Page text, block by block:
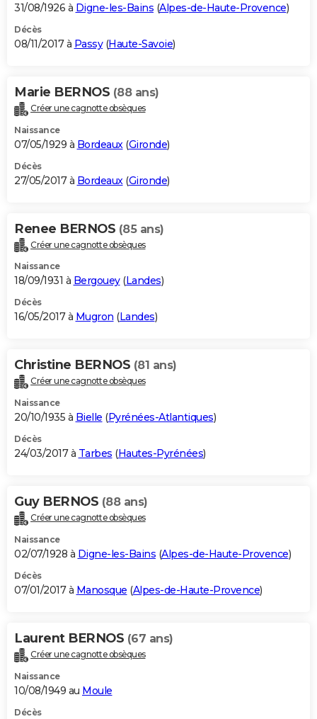
31/08/1926 à Digne-les-Bains (Alpes-de-Haute-Provence)
Décès
08/11/2017 à Passy(Haute-Savoie)
Marie BERNOS (88 ans)
Créer une cagnotte obsèques
Naissance
07/05/1929 à Bordeaux (Gironde)
Décès
27/05/2017 à Bordeaux (Gironde)
Renee BERNOS (85 ans)
Créer une cagnotte obsèques
Naissance
18/09/1931 à Bergouey(Landes)
Décès
16/05/2017 à Mugron (Landes)
Christine BERNOS (81 ans)
Créer une cagnotte obsèques
Naissance
20/10/1935 à Bielle (Pyrénées-Atlantiques)
Décès
24/03/2017 à Tarbes (Hautes-Pyrénées)
Guy BERNOS (88 ans)
Créer une cagnotte obsèques
Naissance
02/07/1928 à Digne-les-Bains (Alpes-de-Haute-Provence)
Décès
07/01/2017 à Manosque (Alpes-de-Haute-Provence)
Laurent BERNOS (67 ans)
Créer une cagnotte obsèques
Naissance
10/08/1949 au Moule
Décès